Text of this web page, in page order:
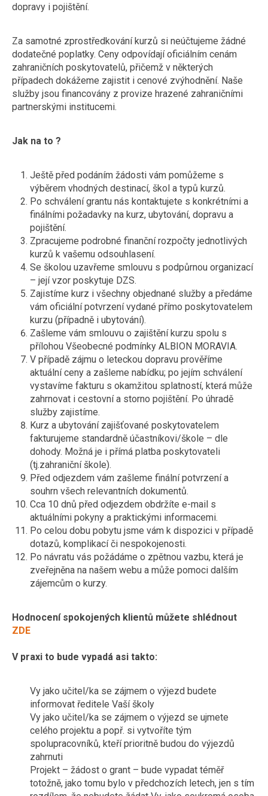
dopravy i pojištění.
Za samotné zprostředkování kurzů si neúčtujeme žádné
dodatečné poplatky. Ceny odpovídají oficiálním cenám
zahraničních poskytovatelů, přičemž v některých
případech dokážeme zajistit i cenové zvýhodnění. Naše
služby jsou financovány z provize hrazené zahraničními
partnerskými institucemi.
Jak na to ?
Ještě před podáním žádosti vám pomůžeme s
výběrem vhodných destinací, škol a typů kurzů.
Po schválení grantu nás kontaktujete s konkrétními a
finálními požadavky na kurz, ubytování, dopravu a
pojištění.
Zpracujeme podrobné finanční rozpočty jednotlivých
kurzů k vašemu odsouhlasení.
Se školou uzavřeme smlouvu s podpůrnou organizací
– její vzor poskytuje DZS.
Zajistíme kurz i všechny objednané služby a předáme
vám oficiální potvrzení vydané přímo poskytovatelem
kurzu (případně i ubytování).
Zašleme vám smlouvu o zajištění kurzu spolu s
přílohou Všeobecné podmínky ALBION MORAVIA.
V případě zájmu o leteckou dopravu prověříme
aktuální ceny a zašleme nabídku; po jejím schválení
vystavíme fakturu s okamžitou splatností, která může
zahrnovat i cestovní a storno pojištění. Po úhradě
služby zajistíme.
Kurz a ubytování zajišťované poskytovatelem
fakturujeme standardně účastníkovi/škole – dle
dohody. Možná je i přímá platba poskytovateli
(tj.zahraniční škole).
Před odjezdem vám zašleme finální potvrzení a
souhrn všech relevantních dokumentů.
Cca 10 dnů před odjezdem obdržíte e-mail s
aktuálními pokyny a praktickými informacemi.
Po celou dobu pobytu jsme vám k dispozici v případě
dotazů, komplikací či nespokojenosti.
Po návratu vás požádáme o zpětnou vazbu, která je
zveřejněna na našem webu a může pomoci dalším
zájemcům o kurzy.
Hodnocení spokojených klientů můžete shlédnout
ZDE
V praxi to bude vypadá asi takto:
Vy jako učitel/ka se zájmem o výjezd budete
informovat ředitele Vaší školy
Vy jako učitel/ka se zájmem o výjezd se ujmete
celého projektu a popř. si vytvoříte tým
spolupracovníků, kteří prioritně budou do výjezdů
zahrnuti
Projekt – žádost o grant – bude vypadat téměř
totožně, jako tomu bylo v předchozích letech, jen s tím